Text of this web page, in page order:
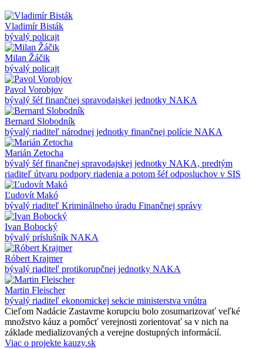
Vladimír Bisták
bývalý policajt
Milan Žáčik
bývalý policajt
Pavol Vorobjov
bývalý šéf finančnej spravodajskej jednotky NAKA
Bernard Slobodník
bývalý riaditeľ národnej jednotky finančnej polície NAKA
Marián Zetocha
bývalý šéf finančnej spravodajskej jednotky NAKA, predtým
riaditeľ útvaru podpory riadenia a potom šéf odposluchov v SIS
Ľudovít Makó
bývalý riaditeľ Kriminálneho úradu Finančnej správy
Ivan Bobocký
bývalý príslušník NAKA
Róbert Krajmer
bývalý riaditeľ protikorupčnej jednotky NAKA
Martin Fleischer
bývalý riaditeľ ekonomickej sekcie ministerstva vnútra
Cieľom Nadácie Zastavme korupciu bolo zosumarizovať veľké
množstvo káuz a pomôcť verejnosti zorientovať sa v nich na
základe medializovaných a verejne dostupných informácií.
Viac o projekte kauzy.sk